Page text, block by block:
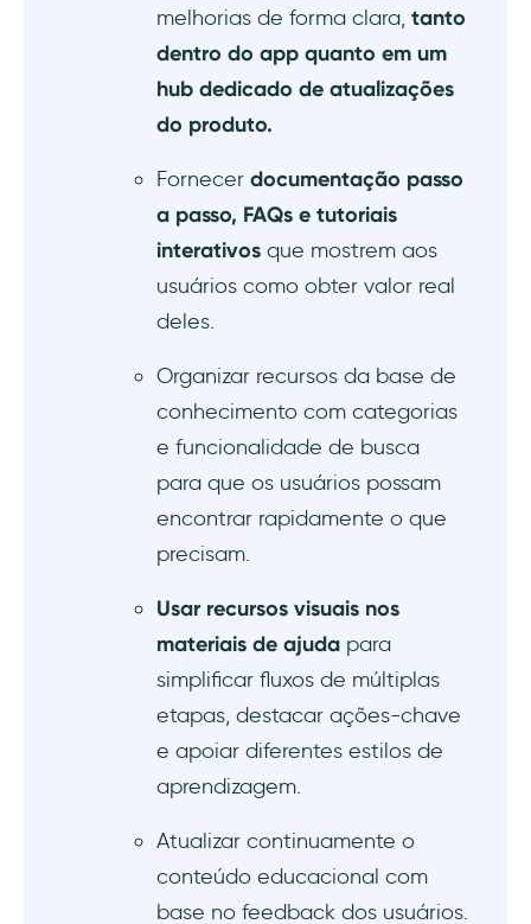
de produto pesquisável e estruturada
4) Assistente de IA para suporte
conversacional 24/7
passo a passo
6) Hotspots/Tooltips para ajuda contextual
Dicas de uso avançado para orientação
Quais resultados positivos você pode
esperar com a UserGuiding?
Conclusão
melhorias de forma clara, tanto
dentro do app quanto em um
hub dedicado de atualizações
do produto.
Fornecer documentação passo
a passo, FAQs e tutoriais
interativos que mostrem aos
usuários como obter valor real
deles.
Organizar recursos da base de
conhecimento com categorias
e funcionalidade de busca
para que os usuários possam
encontrar rapidamente o que
precisam.
Usar recursos visuais nos
materiais de ajuda para
simplificar fluxos de múltiplas
etapas, destacar ações-chave
e apoiar diferentes estilos de
aprendizagem.
Atualizar continuamente o
conteúdo educacional com
base no feedback dos usuários.